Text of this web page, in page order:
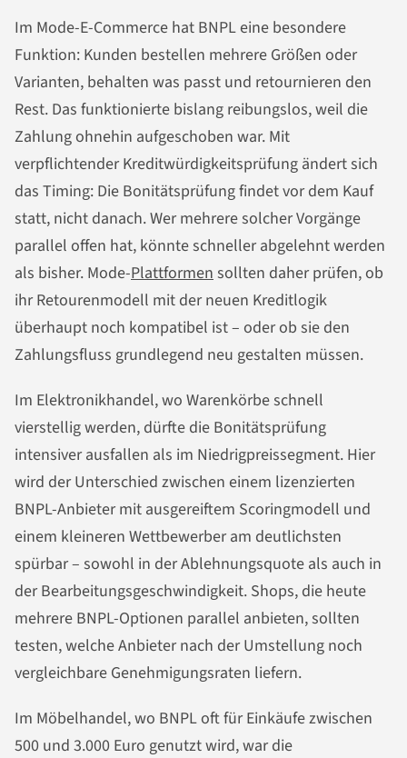
Im Mode-E-Commerce hat BNPL eine besondere
Funktion: Kunden bestellen mehrere Größen oder
Varianten, behalten was passt und retournieren den
Rest. Das funktionierte bislang reibungslos, weil die
Zahlung ohnehin aufgeschoben war. Mit
verpflichtender Kreditwürdigkeitsprüfung ändert sich
das Timing: Die Bonitätsprüfung findet vor dem Kauf
statt, nicht danach. Wer mehrere solcher Vorgänge
parallel offen hat, könnte schneller abgelehnt werden
als bisher. Mode-Plattformensollten daher prüfen, ob
ihr Retourenmodell mit der neuen Kreditlogik
überhaupt noch kompatibel ist – oder ob sie den
Zahlungsfluss grundlegend neu gestalten müssen.
Im Elektronikhandel, wo Warenkörbe schnell
vierstellig werden, dürfte die Bonitätsprüfung
intensiver ausfallen als im Niedrigpreissegment. Hier
wird der Unterschied zwischen einem lizenzierten
BNPL-Anbieter mit ausgereiftem Scoringmodell und
einem kleineren Wettbewerber am deutlichsten
spürbar – sowohl in der Ablehnungsquote als auch in
der Bearbeitungsgeschwindigkeit. Shops, die heute
mehrere BNPL-Optionen parallel anbieten, sollten
testen, welche Anbieter nach der Umstellung noch
vergleichbare Genehmigungsraten liefern.
Im Möbelhandel, wo BNPL oft für Einkäufe zwischen
500 und 3.000 Euro genutzt wird, war die